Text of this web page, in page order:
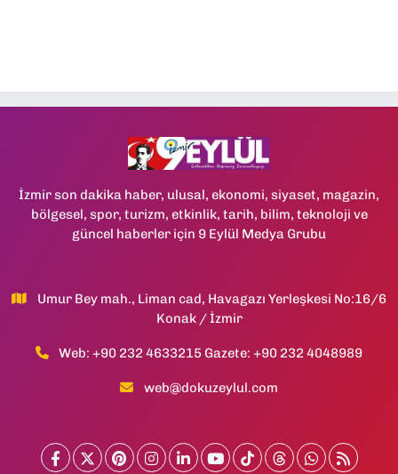
İzmir son dakika haber, ulusal, ekonomi, siyaset, magazin,
bölgesel, spor, turizm, etkinlik, tarih, bilim, teknoloji ve
güncel haberler için 9 Eylül Medya Grubu
Umur Bey mah., Liman cad, Havagazı Yerleşkesi No:16/6
Konak / İzmir
Web: +90 232 4633215 Gazete: +90 232 4048989
web@dokuzeylul.com